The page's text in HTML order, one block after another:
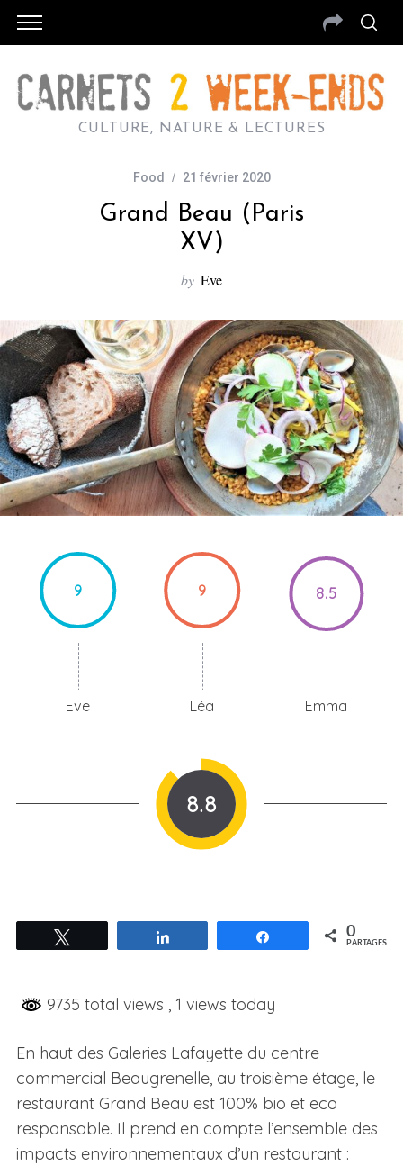
CULTURE, NATURE & LECTURES
Food 21 février 2020
Grand Beau (Paris
XV)
by Eve
9
Eve
9
Léa
8.5
Emma
8.8
Partagez 0
PARTAGES
9735 total views , 1 views today
En haut des Galeries Lafayette du centre
commercial Beaugrenelle, au troisième étage, le
restaurant Grand Beau est 100% bio et eco
responsable. Il prend en compte l’ensemble des
impacts environnementaux d’un restaurant :